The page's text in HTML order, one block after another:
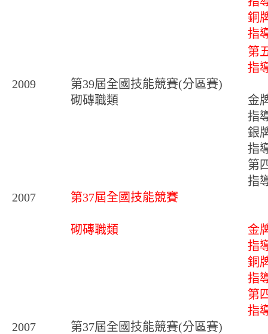
銅
指
第
指
2009
第39屆全國技能競賽(分區賽)
砌磚職類
金
指
銀
指
第
指
2007
第37屆全國技能競賽
砌磚職類
金
指
銅
指
第
指
2007
第37屆全國技能競賽(分區賽)